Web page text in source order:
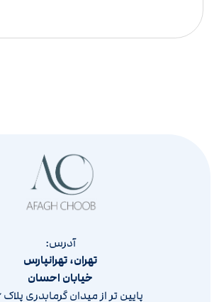
آدرس:
تهران، تهرانپارس
خیابان احسان
پایین تر از میدان گرمابدری پلاک ۲۴۶: